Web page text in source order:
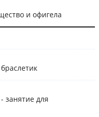
и офигела
занятие для